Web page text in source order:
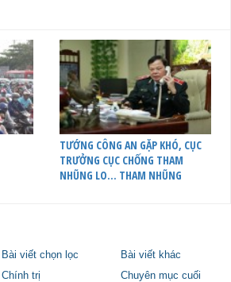
TƯỚNG CÔNG AN GẶP KHÓ, CỤC
TRƯỞNG CỤC CHỐNG THAM
NHŨNG LO… THAM NHŨNG
Bài viết chọn lọc
Bài viết khác
Chính trị
Chuyên mục cuối